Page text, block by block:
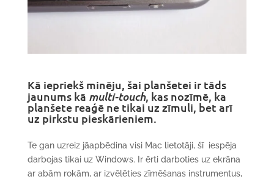
Kā iepriekš minēju, šai planšetei ir tāds
jaunums kā multi-touch, kas nozīmē, ka
planšete reaģē ne tikai uz zīmuli, bet arī
uz pirkstu pieskārieniem.
Te gan uzreiz jāapbēdina visi Mac lietotāji, šī iespēja
darbojas tikai uz Windows. Ir ērti darboties uz ekrāna
ar abām rokām, ar izvēlēties zīmēšanas instrumentus,